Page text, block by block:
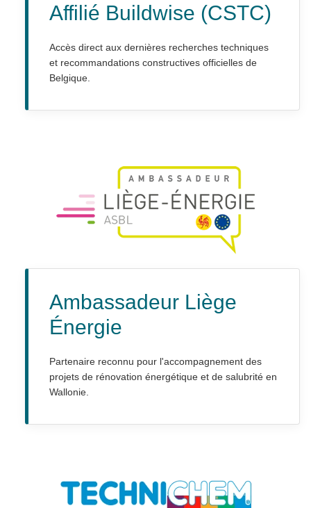
Affilié Buildwise (CSTC)
Accès direct aux dernières recherches techniques
et recommandations constructives officielles de
Belgique.
Ambassadeur Liège
Énergie
Partenaire reconnu pour l'accompagnement des
projets de rénovation énergétique et de salubrité en
Wallonie.